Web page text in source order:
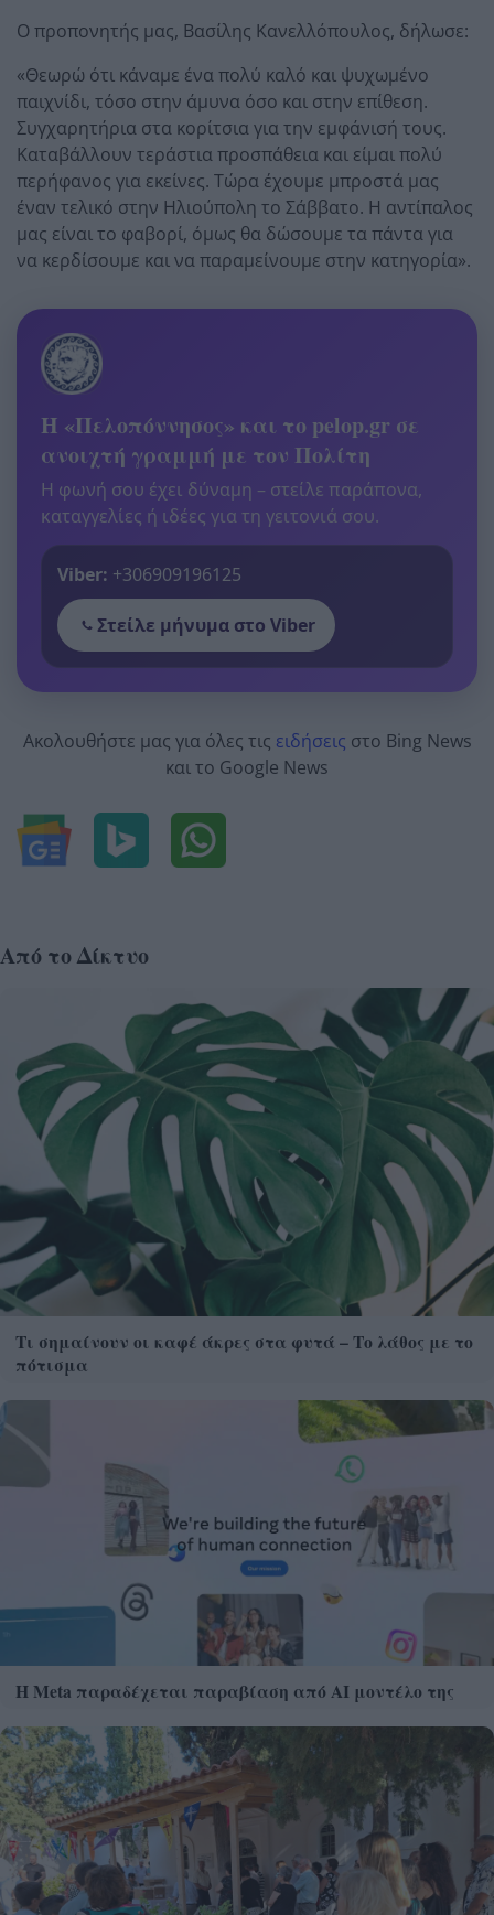
Ο προπονητής μας, Βασίλης Κανελλόπουλος, δήλωσε:
«Θεωρώ ότι κάναμε ένα πολύ καλό και ψυχωμένο
παιχνίδι, τόσο στην άμυνα όσο και στην επίθεση.
Συγχαρητήρια στα κορίτσια για την εμφάνισή τους.
Καταβάλλουν τεράστια προσπάθεια και είμαι πολύ
περήφανος για εκείνες. Τώρα έχουμε μπροστά μας
έναν τελικό στην Ηλιούπολη το Σάββατο. Η αντίπαλος
μας είναι το φαβορί, όμως θα δώσουμε τα πάντα για
να κερδίσουμε και να παραμείνουμε στην κατηγορία».
Η «Πελοπόννησος» και το pelop.gr σε
ανοιχτή γραμμή με τον Πολίτη
Η φωνή σου έχει δύναμη – στείλε παράπονα,
καταγγελίες ή ιδέες για τη γειτονιά σου.
Viber: +306909196125
Στείλε μήνυμα στο Viber
Ακολουθήστε μας για όλες τις ειδήσεις στο Bing News
και το Google News
Από το Δίκτυο
Τι σημαίνουν οι καφέ άκρες στα φυτά – Το λάθος με το
πότισμα
Η Meta παραδέχεται παραβίαση από AI μοντέλο της